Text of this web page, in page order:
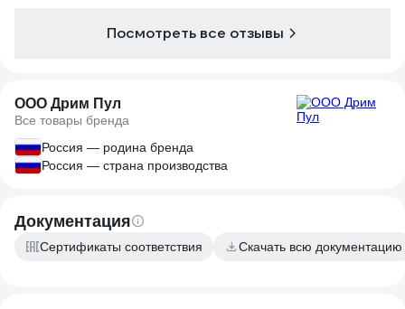
Посмотреть все отзывы
ООО Дрим Пул
Все товары бренда
Россия — родина бренда
Россия — страна производства
Документация
Сертификаты соответствия Скачать всю документацию